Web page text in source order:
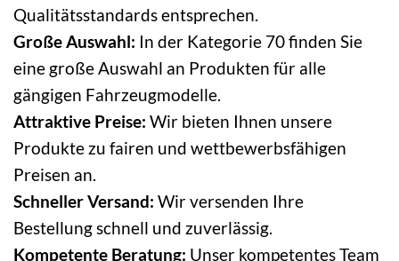
Qualitätsstandards entsprechen.
Große Auswahl: In der Kategorie 70 finden Sie
eine große Auswahl an Produkten für alle
gängigen Fahrzeugmodelle.
Attraktive Preise: Wir bieten Ihnen unsere
Produkte zu fairen und wettbewerbsfähigen
Preisen an.
Schneller Versand: Wir versenden Ihre
Bestellung schnell und zuverlässig.
Kompetente Beratung: Unser kompetentes Team